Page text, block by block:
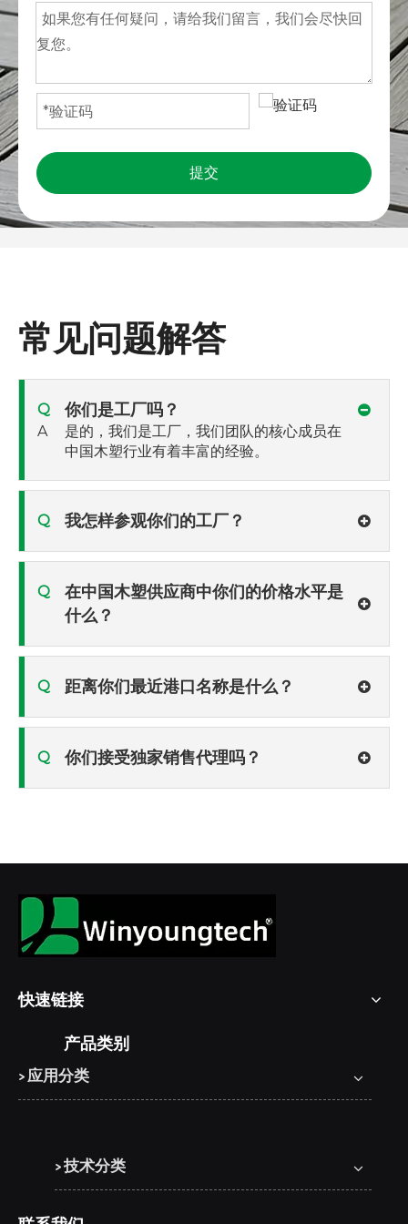
提交
常见问题解答
Q 你们是工厂吗？
A
是的，我们是工厂，我们团队的核心成员在
中国木塑行业有着丰富的经验。
Q 我怎样参观你们的工厂？
Q
在中国木塑供应商中你们的价格水平是
什么？
Q 距离你们最近港口名称是什么？
Q 你们接受独家销售代理吗？
快速链接
产品类别
> 应用分类
> 技术分类